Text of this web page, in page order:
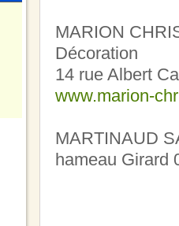
MARION
Décoration
14 rue Albert
www.marion-
MARTINAUD
hameau Girard